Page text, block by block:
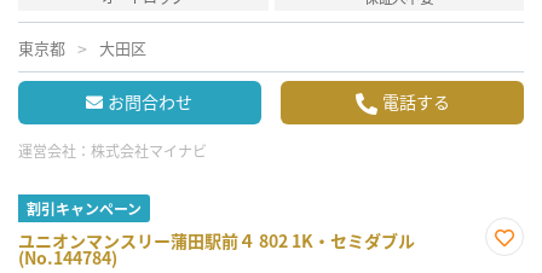
東京都 大田区
お問合わせ 電話する
運営会社： 株式会社マイナビ
割引キャンペーン
ユニオンマンスリー蒲田駅前４ 802 1K・セミダブル
(No.144784)